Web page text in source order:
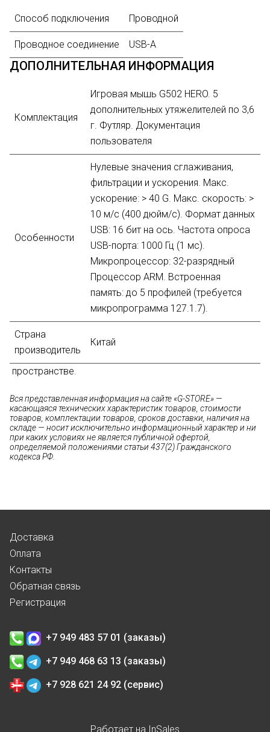
Способ подключения Проводной
Проводное соединение USB-A
ДОПОЛНИТЕЛЬНАЯ ИНФОРМАЦИЯ
Комплектация
Игровая мышь G502 HERO. 5
дополнительных утяжелителей по 3,6
г. Футляр. Документация
пользователя
Особенности
Нулевые значения сглаживания,
фильтрации и ускорения. Макс.
ускорение: > 40 G. Макс. скорость: >
10 м/с (400 дюйм/с). Формат данных
USB: 16 бит на ось. Частота опроса
USB-порта: 1000 Гц (1 мс).
Микропроцессор: 32-разрядный
Процессор ARM. Встроенная
память: до 5 профилей (требуется
микропрограмма 127.1.7).
Страна
производитель
Китай
пространстве.
Вся представленная информация на сайте «G-STORE» —
касающаяся технических характеристик товаров, стоимости
товаров, комплектации товаров, сроков доставки, наличия на
складе — носит исключительно информационный характер и ни
при каких условиях не является публичной офертой,
определяемой положениями статьи 437(2) Гражданского
кодекса РФ.
Доставка
Оплата
Контакты
Обратная связь
Регистрация
+7 949 483 57 01 (заказы)
+7 949 468 63 13 (заказы)
+7 928 621 24 92 (сервис)
Работает на InSales